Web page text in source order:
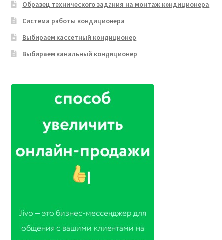
Образец технического задания на монтаж кондиционера
Система работы кондиционера
Выбираем кассетный кондиционер
Выбираем канальный кондиционер